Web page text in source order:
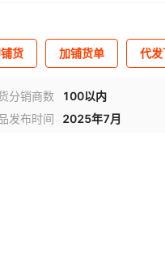
货 加铺货单 代
分销商数
100以内
发布时间 2025年7月